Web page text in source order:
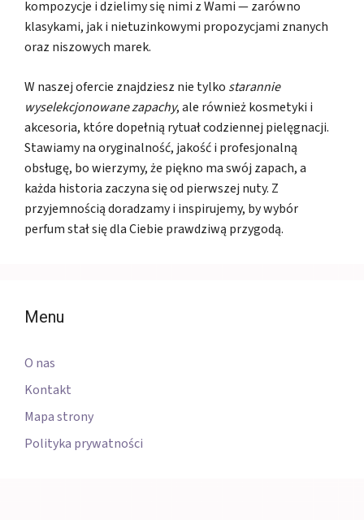
kompozycje i dzielimy się nimi z Wami — zarówno
klasykami, jak i nietuzinkowymi propozycjami znanych
oraz niszowych marek.
W naszej ofercie znajdziesz nie tylko starannie
wyselekcjonowane zapachy, ale również kosmetyki i
akcesoria, które dopełnią rytuał codziennej pielęgnacji.
Stawiamy na oryginalność, jakość i profesjonalną
obsługę, bo wierzymy, że piękno ma swój zapach, a
każda historia zaczyna się od pierwszej nuty. Z
przyjemnością doradzamy i inspirujemy, by wybór
perfum stał się dla Ciebie prawdziwą przygodą.
Menu
O nas
Kontakt
Mapa strony
Polityka prywatności